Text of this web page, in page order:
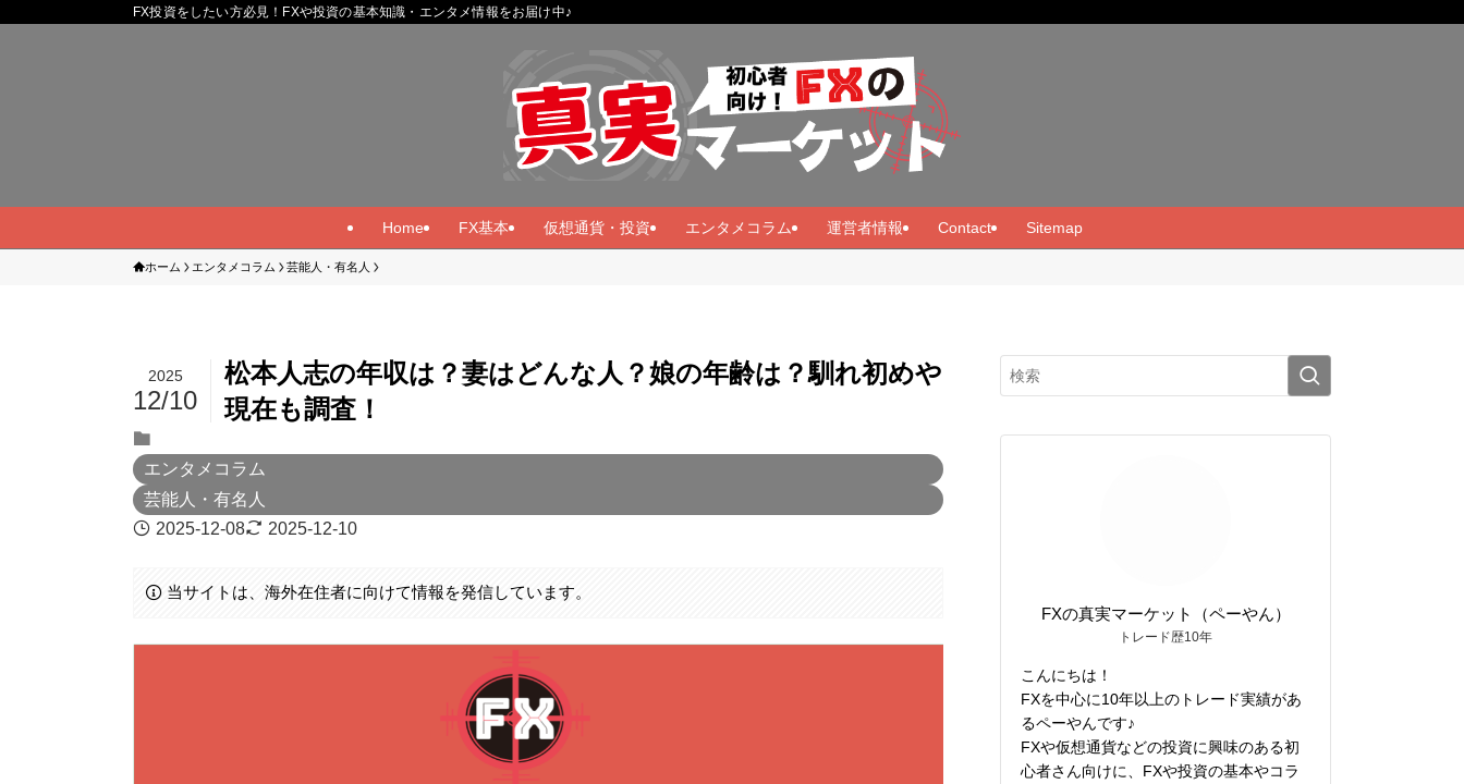
FX投資をしたい方必見！FXや投資の基本知識・エンタメ情報をお届け中♪
Home FX基本 仮想通貨・投資 エンタメコラム 運営者情報 Contact Sitemap
ホーム エンタメコラム 芸能人・有名人
松本人志の年収は？妻はどんな人？娘の年齢は？馴れ初めや
現在も調査！
2025
12/10
エンタメコラム
芸能人・有名人
2025-12-08
2025-12-10
当サイトは、海外在住者に向けて情報を発信しています。
FXの真実マーケット（ペーやん）
トレード歴10年
こんにちは！
FXを中心に10年以上のトレード実績があ
るペーやんです♪
FXや仮想通貨などの投資に興味のある初
心者さん向けに、FXや投資の基本やコラ